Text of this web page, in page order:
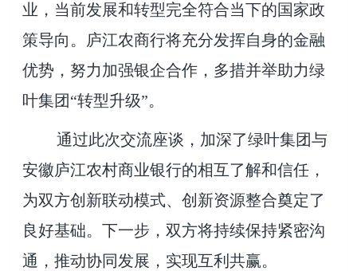
业，当前发展和转型完全符合当下的国家政
策导向。庐江农商行将充分发挥自身的金融
优势，努力加强银企合作，多措并举助力绿
叶集团“转型升级”。
通过此次交流座谈，加深了绿叶集团与
安徽庐江农村商业银行的相互了解和信任，
为双方创新联动模式、创新资源整合奠定了
良好基础。下一步，双方将持续保持紧密沟
通，推动协同发展，实现互利共赢。